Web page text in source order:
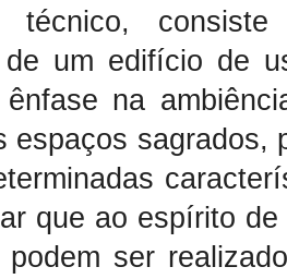
técnico,
de um edifício de
na
espaços sagrados,
que ao espírito
podem ser